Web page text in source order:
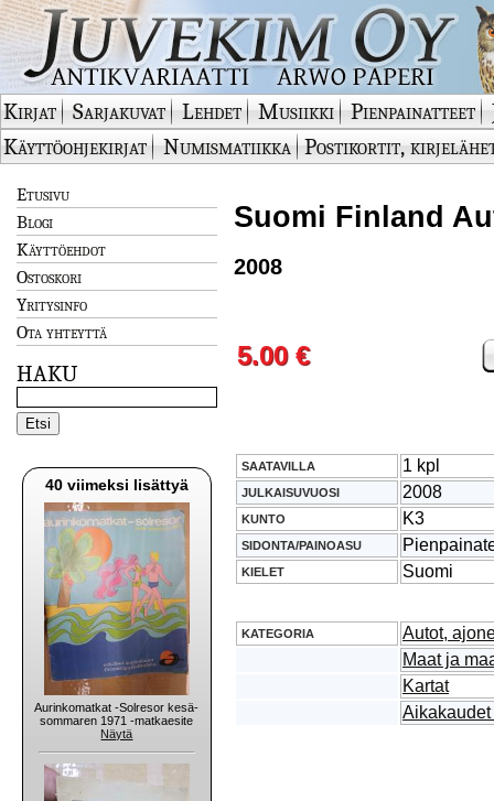
Kirjat Sarjakuvat Lehdet Musiikki Pienpainatteet
Käyttöohjekirjat
Numismatiikka Postikortit,
Etusivu
Blogi
Käyttöehdot
Ostoskori
Yritysinfo
Ota yhteyttä
HAKU
40 viimeksi lisättyä
Aurinkomatkat -Solresor kesä-
sommaren 1971 -matkaesite
Näytä
Suomi Finland
2008
5.00 €
SAATAVILLA 1 kpl
JULKAISUVUOSI 2008
KUNTO K3
SIDONTA/PAINOASU
KIELET Suomi
KATEGORIA
Autot,
Maat ja
Kartat